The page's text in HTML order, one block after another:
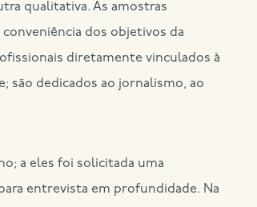
qualitativa. As amostras
dos objetivos da
diretamente vinculados à
são dedicados ao jornalismo, ao
a eles foi solicitada uma
entrevista em profundidade. Na